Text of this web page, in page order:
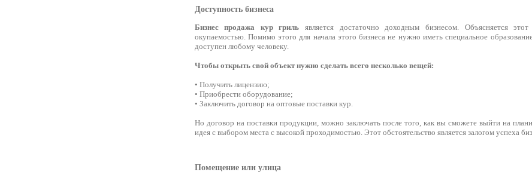
Доступность бизнеса
Бизнес продажа кур гриль является достаточно доходным бизнесом. Объясняется
окупаемостью. Помимо этого для начала этого бизнеса не нужно иметь специальное
доступен любому человеку.
Чтобы открыть свой объект нужно сделать всего несколько вещей:
• Получить лицензию;
• Приобрести оборудование;
• Заключить договор на оптовые поставки кур.
Но договор на поставки продукции, можно заключать после того, как вы сможете выйти на
идея с выбором места с высокой проходимостью. Этот обстоятельство является залогом успеха
Помещение или улица